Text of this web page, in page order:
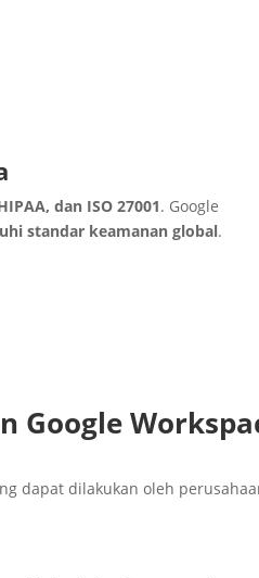
dan ISO 27001. Google
standar keamanan global.
Google
dapat dilakukan oleh